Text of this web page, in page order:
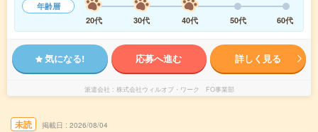
年齢層
20代
30代 40代 50代 60代
気になる! 応募へ進む 詳しく見る
派遣会社 株式会社ウィルオブ・ワーク FO事業部
未読 掲載日 2026/08/04